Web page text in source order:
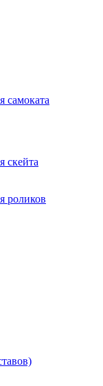
самоката
скейта
роликов